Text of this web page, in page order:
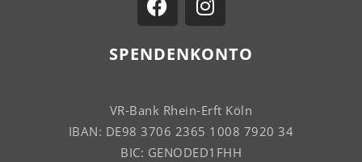
SPENDENKONTO
VR-Bank Rhein-Erft Köln
IBAN: DE98 3706 2365 1008 7920 34
BIC: GENODED1FHH